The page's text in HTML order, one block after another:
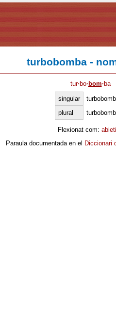
turbobomba -
tur· bo· bom· ba
singular
plural
Flexionat com:
Paraula documentada en el Diccionari